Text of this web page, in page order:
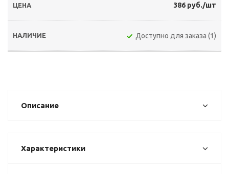
386 руб./шт
Доступно для заказа (1)
Описание
Характеристики